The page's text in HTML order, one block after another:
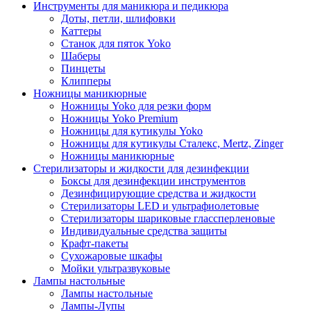
Инструменты для маникюра и педикюра
Доты, петли, шлифовки
Каттеры
Станок для пяток Yoko
Шаберы
Пинцеты
Клипперы
Ножницы маникюрные
Ножницы Yoko для резки форм
Ножницы Yoko Premium
Ножницы для кутикулы Yoko
Ножницы для кутикулы Сталекс, Mertz, Zinger
Ножницы маникюрные
Стерилизаторы и жидкости для дезинфекции
Боксы для дезинфекции инструментов
Дезинфицирующие средства и жидкости
Стерилизаторы LED и ультрафиолетовые
Стерилизаторы шариковые глассперленовые
Индивидуальные средства защиты
Крафт-пакеты
Сухожаровые шкафы
Мойки ультразвуковые
Лампы настольные
Лампы настольные
Лампы-Лупы